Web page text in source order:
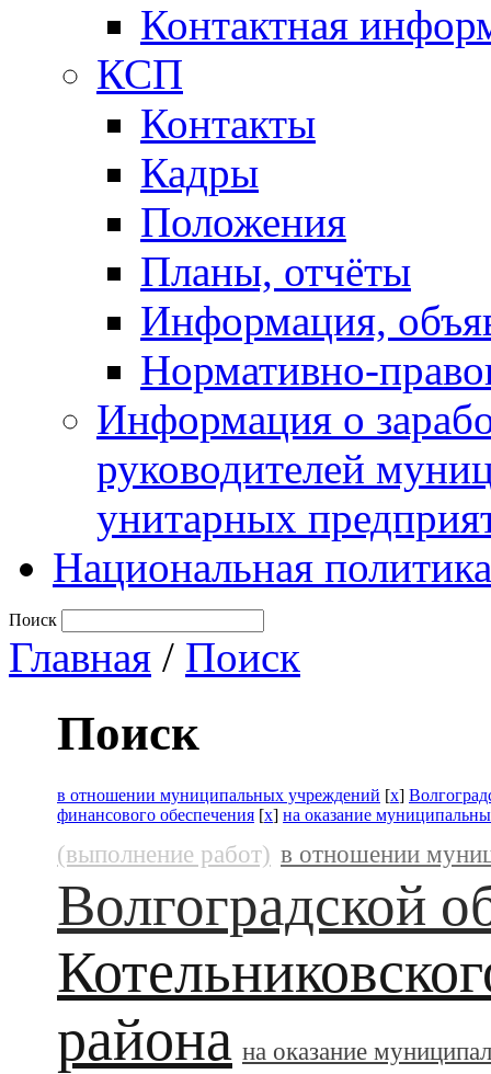
Контактная
КСП
Контакты
Кадры
Положения
Планы, отчёты
Информация,
Нормативно-
Информация о
руководителей
унитарных
Национальная политика
Поиск
Главная / Поиск
Поиск
в отношении муниципальных учреждений [x]
финансового обеспечения [x] на оказание
(выполнение работ) в отношении
Волгоградской
района на оказание